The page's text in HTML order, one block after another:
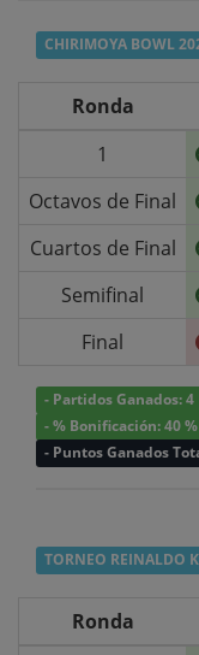
CHIRIMOYA BOWL
Ronda
1
Octavos de Final
Cuartos de Final
Semifinal
Final
- Partidos Ganados: 4
- % Bonificación: 40 %
- Puntos Ganados
TORNEO REINALDO
Ronda